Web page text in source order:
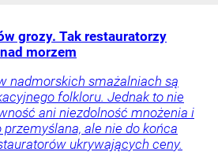
grozy. Tak restauratorzy
morzem
nadmorskich smażalniach są
folkloru. Jednak to nie
ani niezdolność mnożenia i
ale nie do końca
ukrywających ceny.